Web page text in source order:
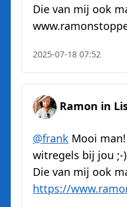
Die van mij ook
2025-07-18 07:52
Ramon in
@frank Mooi
witregels bij jou ;-)
Die van mij ook
https://www.